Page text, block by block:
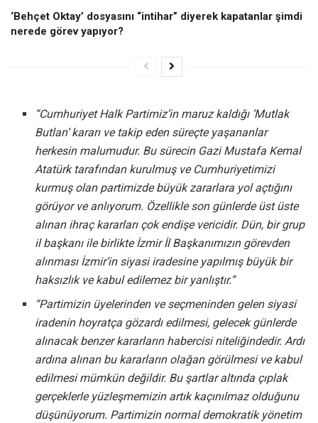
‘Behçet Oktay’ dosyasını “intihar” diyerek kapatanlar şimdi
nerede görev yapıyor?
“Cumhuriyet Halk Partimiz’in maruz kaldığı ‘Mutlak
Butlan’ kararı ve takip eden süreçte yaşananlar
herkesin malumudur. Bu sürecin Gazi Mustafa Kemal
Atatürk tarafından kurulmuş ve Cumhuriyetimizi
kurmuş olan partimizde büyük zararlara yol açtığını
görüyor ve anlıyorum. Özellikle son günlerde üst üste
alınan ihraç kararları çok endişe vericidir. Dün, bir grup
il başkanı ile birlikte İzmir İl Başkanımızın görevden
alınması İzmir’in siyasi iradesine yapılmış büyük bir
haksızlık ve kabul edilemez bir yanlıştır.”
“Partimizin üyelerinden ve seçmeninden gelen siyasi
iradenin hoyratça gözardı edilmesi, gelecek günlerde
alınacak benzer kararların habercisi niteliğindedir. Ardı
ardına alınan bu kararların olağan görülmesi ve kabul
edilmesi mümkün değildir. Bu şartlar altında çıplak
gerçeklerle yüzleşmemizin artık kaçınılmaz olduğunu
düşünüyorum. Partimizin normal demokratik yönetim